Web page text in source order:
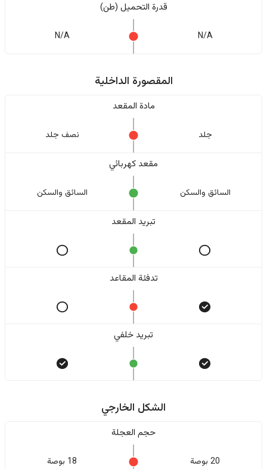
قدرة التحميل (طن)
N/A
N/A
المقصورة الداخلية
مادة المقعد
جلد نصف جلد
مقعد كهربائي
السائق والسکن السائق والسکن
تبريد المقعد
تدفئة المقاعد
تبريد خلفي
الشكل الخارجي
حجم العجلة
20 بوصة 18 بوصة